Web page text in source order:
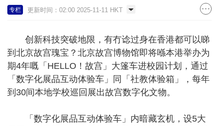
专栏 更新时间：02:00 2025-11-11 HKT
创新科技突破地限，有冇谂过身在香港都可以睇
到北京故宫瑰宝？北京故宫博物馆即将喺本港举办为
期4年嘅「HELLO！故宫」大篷车进校园计划，通过
「数字化展品互动体验车」同「社教体验箱」，每年
到30间本地学校巡回展出故宫数字化文物。
「数字化展品互动体验车」内暗藏玄机，设5大